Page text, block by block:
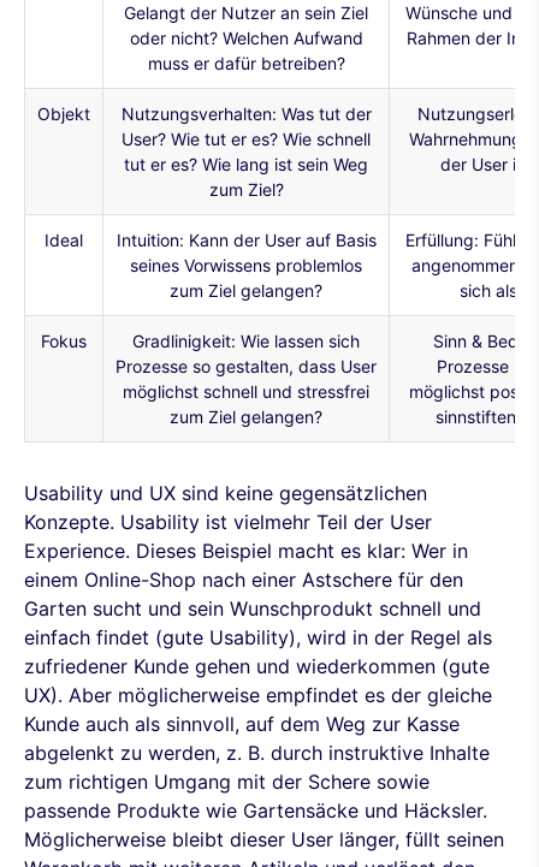
Gelangt der Nutzer an sein Ziel
oder nicht? Welchen Aufwand
muss er dafür betreiben?
Wünsche und
Rahmen der
Objekt
Nutzungsverhalten: Was tut der
User? Wie tut er es? Wie schnell
tut er es? Wie lang ist sein Weg
zum Ziel?
der User im
Ideal
Intuition: Kann der User auf Basis
seines Vorwissens problemlos
zum Ziel gelangen?
Erfüllung: Fühlt
angenommen
sich als
Fokus
Gradlinigkeit: Wie lassen sich
Prozesse so gestalten, dass User
möglichst schnell und stressfrei
zum Ziel gelangen?
Sinn &
Prozesse
möglichst
sinnstiftende
Usability und UX sind keine gegensätzlichen
Konzepte. Usability ist vielmehr Teil der User
Experience. Dieses Beispiel macht es klar: Wer in
einem Online-Shop nach einer Astschere für den
Garten sucht und sein Wunschprodukt schnell und
einfach findet (gute Usability), wird in der Regel als
zufriedener Kunde gehen und wiederkommen (gute
UX). Aber möglicherweise empfindet es der gleiche
Kunde auch als sinnvoll, auf dem Weg zur Kasse
abgelenkt zu werden, z. B. durch instruktive Inhalte
zum richtigen Umgang mit der Schere sowie
passende Produkte wie Gartensäcke und Häcksler.
Möglicherweise bleibt dieser User länger, füllt seinen